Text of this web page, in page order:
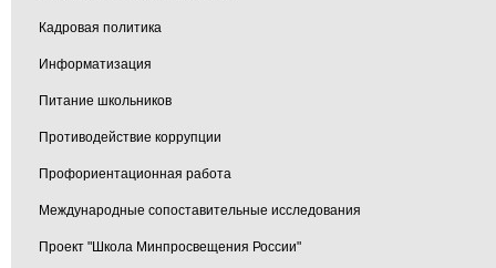
Кадровая политика
Информатизация
Питание школьников
Противодействие коррупции
Профориентационная работа
Международные сопоставительные исследования
Проект "Школа Минпросвещения России"